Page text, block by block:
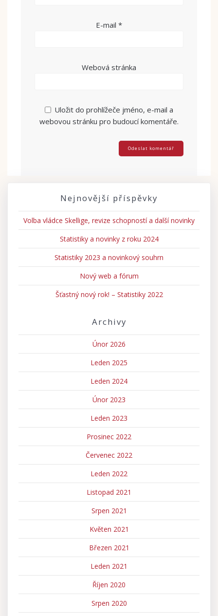
E-mail *
Webová stránka
Uložit do prohlížeče jméno, e-mail a
webovou stránku pro budoucí komentáře.
Nejnovější příspěvky
Volba vládce Skellige, revize schopností a další novinky
Statistiky a novinky z roku 2024
Statistiky 2023 a novinkový souhrn
Nový web a fórum
Šťastný nový rok! – Statistiky 2022
Archivy
Únor 2026
Leden 2025
Leden 2024
Únor 2023
Leden 2023
Prosinec 2022
Červenec 2022
Leden 2022
Listopad 2021
Srpen 2021
Květen 2021
Březen 2021
Leden 2021
Říjen 2020
Srpen 2020